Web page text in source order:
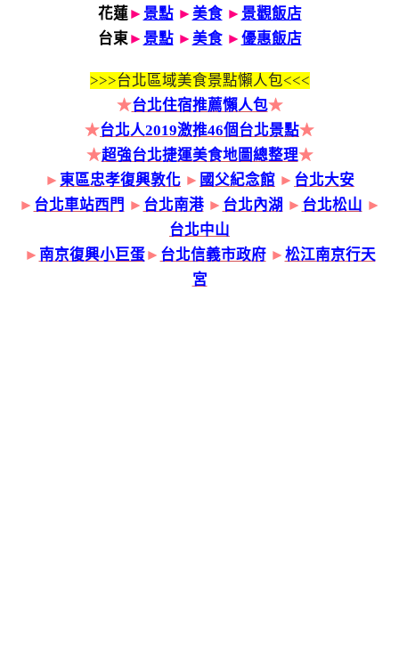
花蓮► 景點 ► 美食► 景觀飯店
台東► 景點 ► 美食► 優惠飯店
>>>台北區域美食景點懶人包<<<
★台北住宿推薦懶人包★
★台北人2019激推46個台北景點★
★超強台北捷運美食地圖總整理★
► 東區忠孝復興敦化 ► 國父紀念館 ► 台北大安
► 台北車站西門 ► 台北南港 ► 台北內湖 ► 台北松山 ►
台北中山
► 南京復興小巨蛋► 台北信義市政府► 松江南京行天
宮